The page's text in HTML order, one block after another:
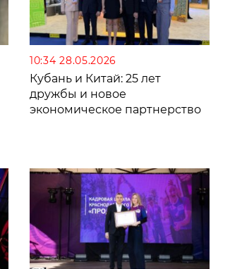
10:34 28.05.2026
Кубань и Китай: 25 лет
дружбы и новое
экономическое партнерство